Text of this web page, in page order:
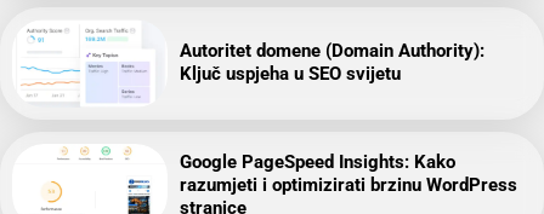
Autoritet domene (Domain Authority):
Ključ uspjeha u SEO svijetu
Google PageSpeed Insights: Kako
razumjeti i optimizirati brzinu WordPress
stranice